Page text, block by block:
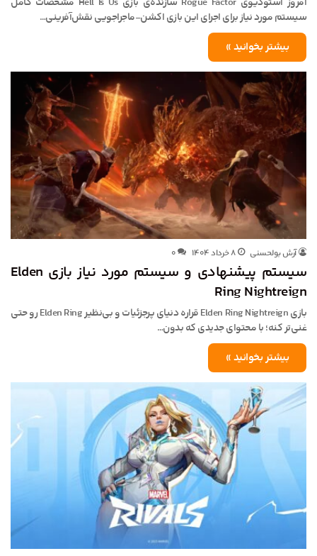
سیستم مورد نیاز برای اجرای این بازی اکشن-ماجراجویی نقش‌آفرینی…
بیشتر بخوانید »
آرش بولحسنی ۸ خرداد ۱۴۰۴ ۰
سیستم پیشنهادی و سیستم مورد نیاز بازی Elden
Ring Nightreign
بازی Elden Ring Nightreign قراره دنیای پرجزئیات و بی‌نظیر Elden Ring رو حتی
غنی‌تر کنه؛ با محتوای جدیدی که بدون…
بیشتر بخوانید »